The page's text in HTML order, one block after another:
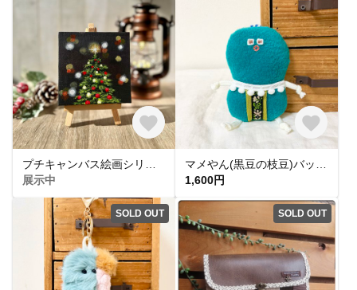
展示中
1,600円
SOLD OUT SOLD OUT